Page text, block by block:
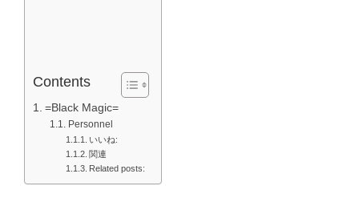
Contents
=Black Magic=
Personnel
いいね:
関連
Related posts: